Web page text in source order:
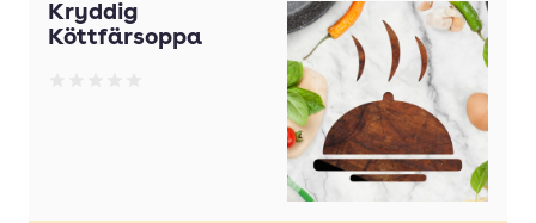
Kryddig
Köttfärsoppa